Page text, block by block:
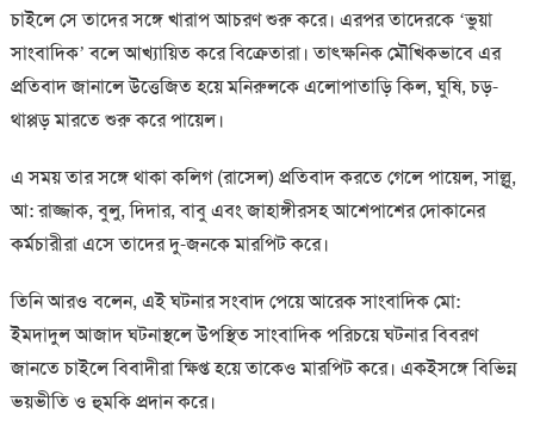
চাইলে সে তাদের সঙ্গে খারাপ আচরণ শুরু করে। এরপর তাদেরকে ‘ভুয়া
সাংবাদিক’ বলে আখ্যায়িত করে বিক্রেতারা। তাৎক্ষনিক মৌখিকভাবে এর
প্রতিবাদ জানালে উত্তেজিত হয়ে মনিরুলকে এলোপাতাড়ি কিল, ঘুষি, চড়-
থাপ্পড় মারতে শুরু করে পায়েল।
এ সময় তার সঙ্গে থাকা কলিগ (রাসেল) প্রতিবাদ করতে গেলে পায়েল, সাল্লু,
আ: রাজ্জাক, বুলু, দিদার, বাবু এবং জাহাঙ্গীরসহ আশেপাশের দোকানের
কর্মচারীরা এসে তাদের দু-জনকে মারপিট করে।
তিনি আরও বলেন, এই ঘটনার সংবাদ পেয়ে আরেক সাংবাদিক মো:
ইমদাদুল আজাদ ঘটনাস্থলে উপস্থিত সাংবাদিক পরিচয়ে ঘটনার বিবরণ
জানতে চাইলে বিবাদীরা ক্ষিপ্ত হয়ে তাকেও মারপিট করে। একইসঙ্গে বিভিন্ন
ভয়ভীতি ও হুমকি প্রদান করে।